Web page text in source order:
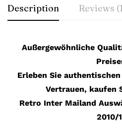
Description Reviews
Außergewöhnliche
Erleben Sie
Vertrauen, kaufen
Retro Inter Mailand
2010/